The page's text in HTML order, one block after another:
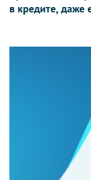
в кредите, даже